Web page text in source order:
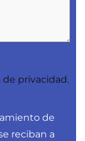
de privacidad.
de
reciban a